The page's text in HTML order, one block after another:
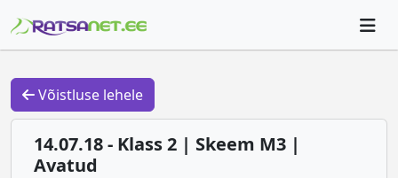
Võistluse lehele
14.07.18 - Klass 2 | Skeem M3 |
Avatud